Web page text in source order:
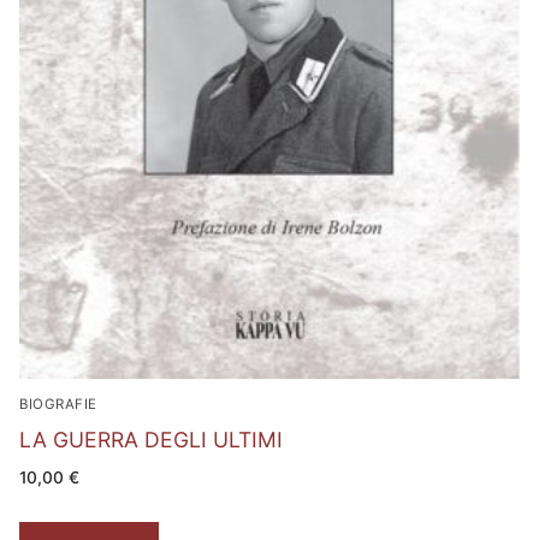
BIOGRAFIE
LA GUERRA DEGLI ULTIMI
10,00 €